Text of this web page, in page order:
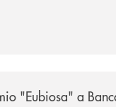
"Eubiosa" a